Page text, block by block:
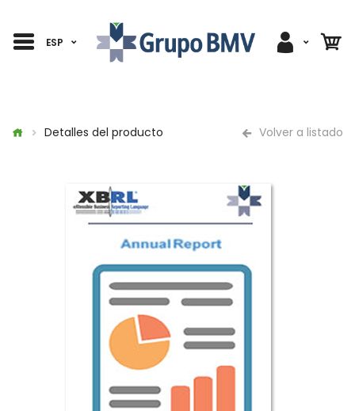
ESP
Detalles del producto Volver a listado